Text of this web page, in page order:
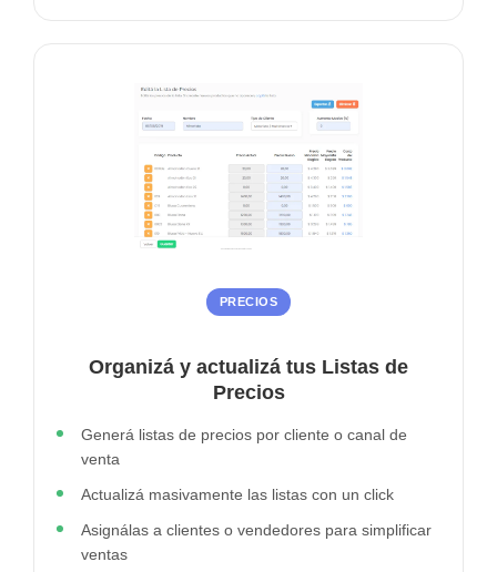
PRECIOS
Organizá y actualizá tus Listas de
Precios
Generá listas de precios por cliente o canal de
venta
Actualizá masivamente las listas con un click
Asignálas a clientes o vendedores para simplificar
ventas